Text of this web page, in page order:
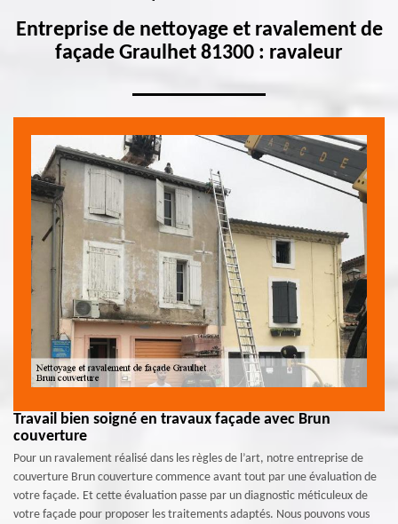
Entreprise de nettoyage et ravalement de
façade Graulhet 81300 : ravaleur
Travail bien soigné en travaux façade avec Brun
couverture
Pour un ravalement réalisé dans les règles de l’art, notre entreprise de
couverture Brun couverture commence avant tout par une évaluation de
votre façade. Et cette évaluation passe par un diagnostic méticuleux de
votre façade pour proposer les traitements adaptés. Nous pouvons vous